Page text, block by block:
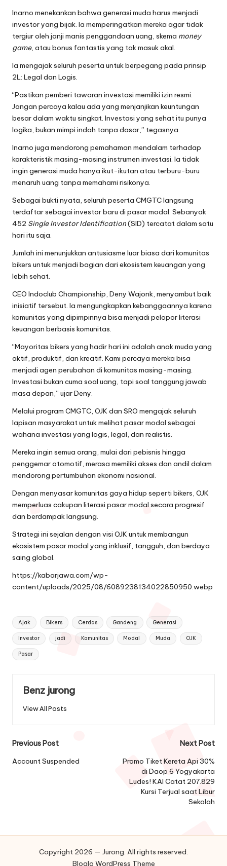
Inarno menekankan bahwa generasi muda harus menjadi
investor yang bijak. Ia memperingatkan mereka agar tidak
tergiur oleh janji manis penggandaan uang, skema money
game, atau bonus fantastis yang tak masuk akal.
Ia mengajak seluruh peserta untuk berpegang pada prinsip
2L: Legal dan Logis.
“Pastikan pemberi tawaran investasi memiliki izin resmi.
Jangan percaya kalau ada yang menjanjikan keuntungan
besar dalam waktu singkat. Investasi yang sehat itu punya
logika, bukan mimpi indah tanpa dasar,” tegasnya.
Inarno juga mendorong pemahaman mendalam terhadap
karakteristik masing-masing instrumen investasi. Ia tidak
ingin generasi muda hanya ikut-ikutan atau terburu-buru
menaruh uang tanpa memahami risikonya.
Sebagai bukti nyata, seluruh peserta CMGTC langsung
terdaftar sebagai investor baru di pasar modal. Sebanyak
452 Single Investor Identification(SID) tercatat dalam satu
hari itu saja.
Jumlah ini menunjukkan antusiasme luar biasa dari komunitas
bikers untuk menjadi bagian dari ekosistem keuangan yang
lebih sehat.
CEO Indoclub Championship, Deny Wajonk, menyambut baik
inisiatif tersebut. Ia mengungkapkan kebanggaannya karena
komunitas yang dipimpinnya bisa menjadi pelopor literasi
keuangan berbasis komunitas.
“Mayoritas bikers yang hadir hari ini adalah anak muda yang
aktif, produktif, dan kreatif. Kami percaya mereka bisa
menjadi agen perubahan di komunitas masing-masing.
Investasi bukan cuma soal uang, tapi soal tanggung jawab
masa depan,” ujar Deny.
Melalui program CMGTC, OJK dan SRO mengajak seluruh
lapisan masyarakat untuk melihat pasar modal sebagai
wahana investasi yang logis, legal, dan realistis.
Mereka ingin semua orang, mulai dari pebisnis hingga
penggemar otomotif, merasa memiliki akses dan andil dalam
mendorong pertumbuhan ekonomi nasional.
Dengan menyasar komunitas gaya hidup seperti bikers, OJK
memperluas cakupan literasi pasar modal secara progresif
dan berdampak langsung.
Strategi ini sejalan dengan visi OJK untuk membangun
ekosistem pasar modal yang inklusif, tangguh, dan berdaya
saing global.
https://kabarjawa.com/wp-
content/uploads/2025/08/6089238134022850950.webp
Tags:
Ajak Bikers Cerdas Gandeng Generasi
Investor jadi Komunitas Modal Muda OJK
Pasar
Benz jurong
View All Posts
Post
navigation
Previous Post
Account Suspended
Next Post
Promo Tiket Kereta Api 30%
di Daop 6 Yogyakarta
Ludes! KAI Catat 207.829
Kursi Terjual saat Libur
Sekolah
Copyright 2026 — Jurong. All rights reserved.
Bloglo WordPress Theme